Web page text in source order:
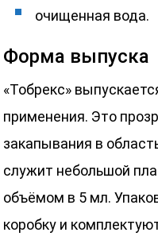
очищенная вода.
Форма выпуска
«Тобрекс»
применения. Это
закапывания в
служит небольшой
объёмом в 5 мл.
коробку и